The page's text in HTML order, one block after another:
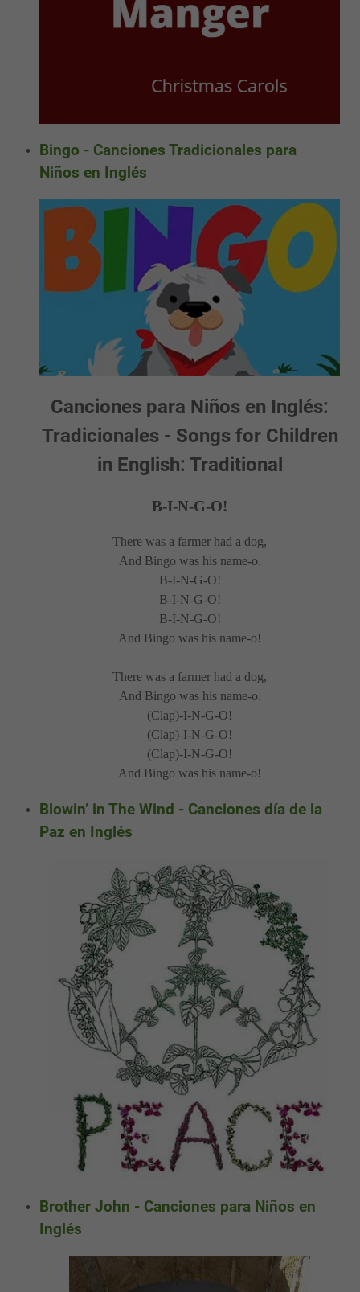
Bingo - Canciones Tradicionales para
Niños en Inglés
Canciones para Niños en Inglés:
Tradicionales - Songs for Children
in English: Traditional
B-I-N-G-O!
There was a farmer had a dog,
And Bingo was his name-o.
B-I-N-G-O!
B-I-N-G-O!
B-I-N-G-O!
And Bingo was his name-o!
There was a farmer had a dog,
And Bingo was his name-o.
(Clap)-I-N-G-O!
(Clap)-I-N-G-O!
(Clap)-I-N-G-O!
And Bingo was his name-o!
Blowin’ in The Wind - Canciones día de la
Paz en Inglés
Brother John - Canciones para Niños en
Inglés